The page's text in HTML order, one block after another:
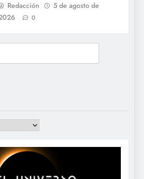
Redacción
5 de agosto de
0